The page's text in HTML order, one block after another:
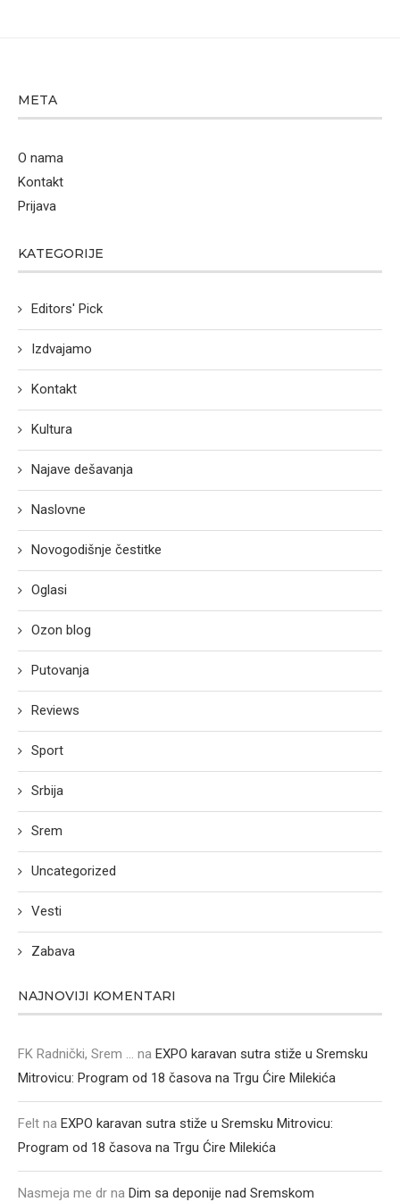
META
O nama
Kontakt
Prijava
KATEGORIJE
Editors' Pick
Izdvajamo
Kontakt
Kultura
Najave dešavanja
Naslovne
Novogodišnje čestitke
Oglasi
Ozon blog
Putovanja
Reviews
Sport
Srbija
Srem
Uncategorized
Vesti
Zabava
NAJNOVIJI KOMENTARI
FK Radnički, Srem ... na EXPO karavan sutra stiže u Sremsku
Mitrovicu: Program od 18 časova na Trgu Ćire Milekića
Felt na EXPO karavan sutra stiže u Sremsku Mitrovicu:
Program od 18 časova na Trgu Ćire Milekića
Nasmeja me dr na Dim sa deponije nad Sremskom